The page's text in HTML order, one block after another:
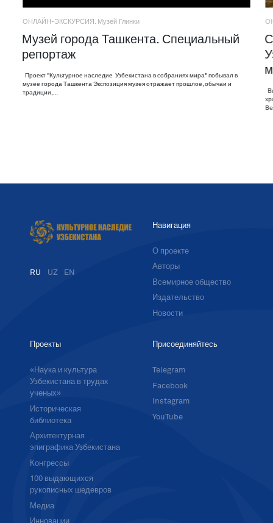
ОНЛАЙН-ЭКСКУРСИЯ. Музей Глинки
Музей города Ташкента. Специальный
репортаж
Проект "Культурное наследие Узбекистана в собраниях мира" побывал в
музее города Ташкента Экспозиция музея отражает прошлое, обычаи и
традиции,…
RU UZ EN
Навигация
О проекте
Авторы
Всемирное общество
Издательство
Новости
Проекты
«Наука и культура
Узбекистана в трудах
ученых»
Историческая
библиотека
Архитектурная
эпиграфика Узбекистана
Конгрессы
100 выдающихся
рукописных шедевров
Медиа
Присоединяйтесь
Telegram
Facebook
Instagram
YouTube